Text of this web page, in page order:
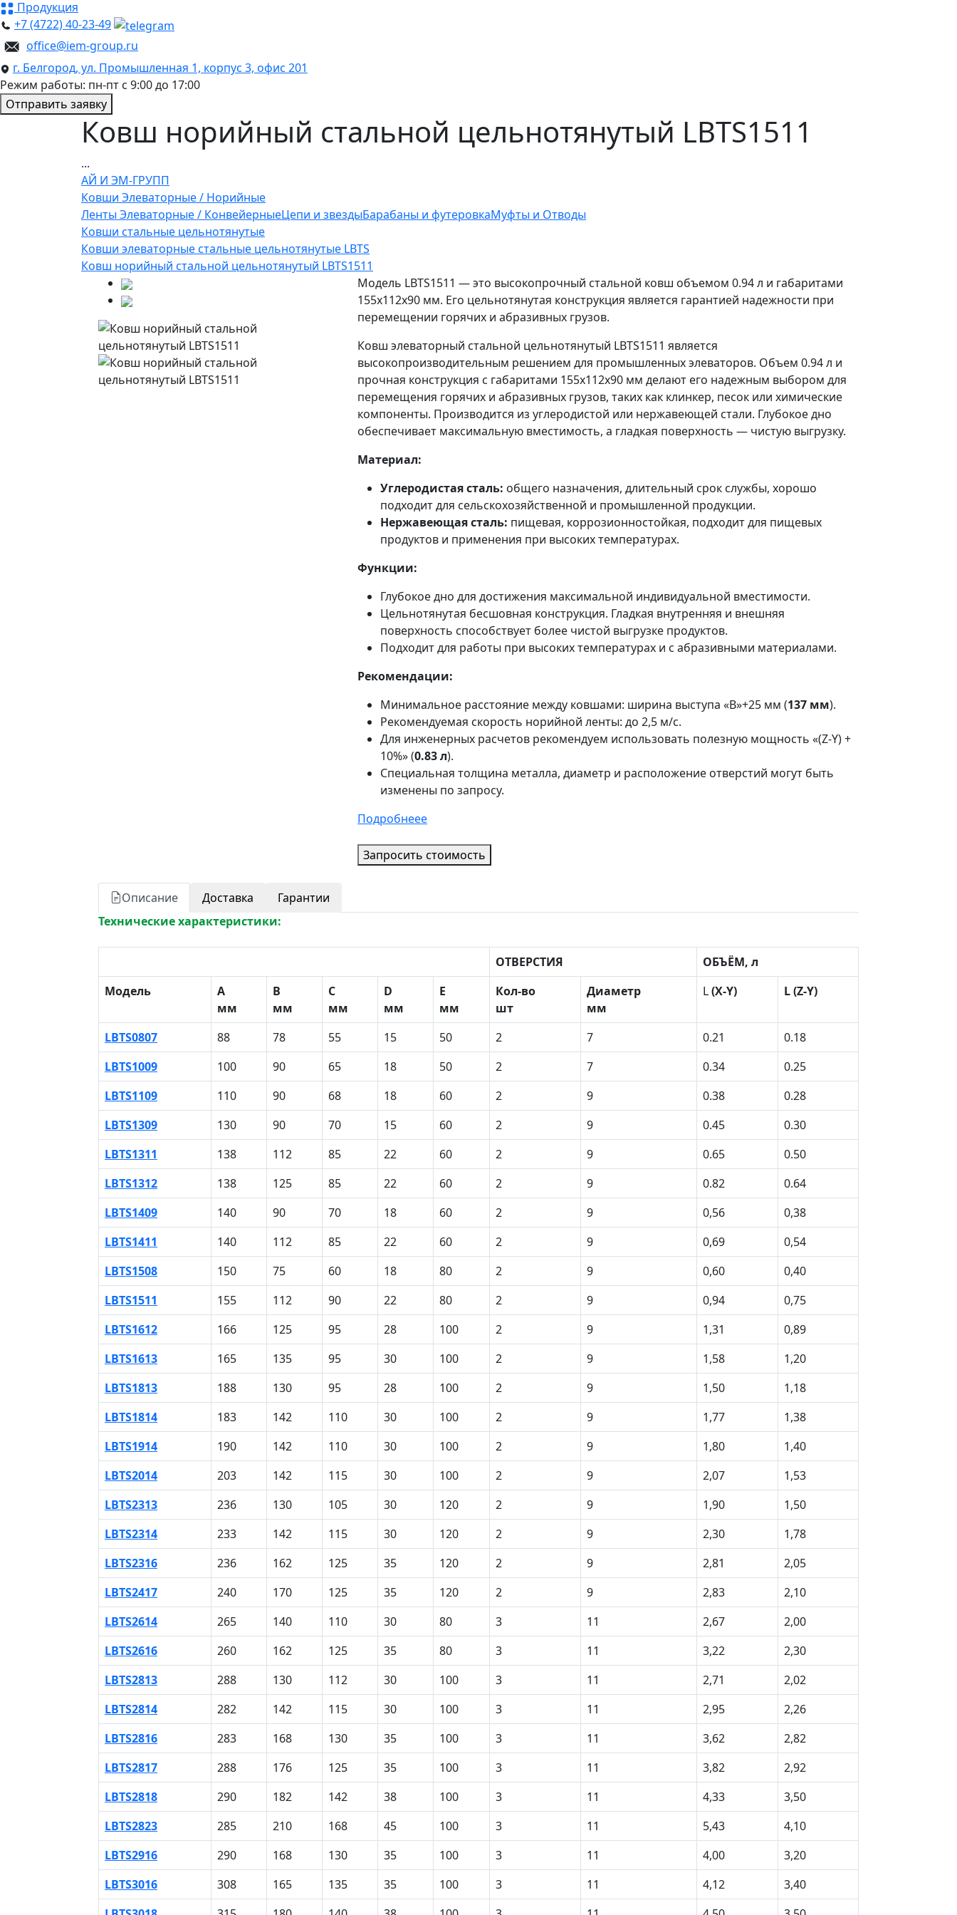
Продукция
+7 (4722) 40-23-49
office@iem-group.ru
г. Белгород, ул. Промышленная 1, корпус 3, офис 201
Режим работы: пн-пт с 9:00 до 17:00
Отправить заявку
Ковш норийный стальной цельнотянутый LBTS1511
...
АЙ И ЭМ-ГРУПП
Ковши Элеваторные / Норийные
Ленты Элеваторные / КонвейерныеЦепи и звездыБарабаны и футеровкаМуфты и Отводы
Ковши стальные цельнотянутые
Ковши элеваторные стальные цельнотянутые LBTS
Ковш норийный стальной цельнотянутый LBTS1511
Модель LBTS1511 — это высокопрочный стальной ковш объемом 0.94 л и габаритами
155x112x90 мм. Его цельнотянутая конструкция является гарантией надежности при
перемещении горячих и абразивных грузов.
Ковш элеваторный стальной цельнотянутый LBTS1511 является
высокопроизводительным решением для промышленных элеваторов. Объем 0.94 л и
прочная конструкция с габаритами 155x112x90 мм делают его надежным выбором для
перемещения горячих и абразивных грузов, таких как клинкер, песок или химические
компоненты. Производится из углеродистой или нержавеющей стали. Глубокое дно
обеспечивает максимальную вместимость, а гладкая поверхность — чистую выгрузку.
Материал:
Углеродистая сталь: общего назначения, длительный срок службы, хорошо
подходит для сельскохозяйственной и промышленной продукции.
Нержавеющая сталь: пищевая, коррозионностойкая, подходит для пищевых
продуктов и применения при высоких температурах.
Функции:
Глубокое дно для достижения максимальной индивидуальной вместимости.
Цельнотянутая бесшовная конструкция. Гладкая внутренняя и внешняя
поверхность способствует более чистой выгрузке продуктов.
Подходит для работы при высоких температурах и с абразивными материалами.
Рекомендации:
Минимальное расстояние между ковшами: ширина выступа «B»+25 мм (137 мм).
Рекомендуемая скорость норийной ленты: до 2,5 м/с.
Для инженерных расчетов рекомендуем использовать полезную мощность «(Z-Y) +
10%» (0.83 л).
Специальная толщина металла, диаметр и расположение отверстий могут быть
изменены по запросу.
Подробнеее
Запросить стоимость
Описание Доставка
Гарантии
Технические характеристики:
ОТВЕРСТИЯ
ОБЪЁМ, л
Модель
A
мм
B
мм
С
мм
D
мм
E
мм
Кол-во
шт
Диаметр
мм
L(X-Y) L (Z-Y)
LBTS0807 88 78 55 15 50 2 7 0.21
0.18
LBTS1009
100 90 65 18 50 2 7 0.34
0.25
LBTS1109
110 90 68 18 60 2 9 0.38
0.28
LBTS1309
130 90 70 15 60 2 9 0.45
0.30
LBTS1311
138 112 85 22 60 2 9 0.65
0.50
LBTS1312
138 125 85 22 60 2 9 0.82
0.64
LBTS1409
140 90 70 18 60 2 9 0,56
0,38
LBTS1411
140 112 85 22 60 2 9 0,69
0,54
LBTS1508
150 75 60 18 80 2 9 0,60
0,40
LBTS1511
155 112 90 22 80 2 9 0,94
0,75
LBTS1612
166 125 95 28 100 2 9 1,31
0,89
LBTS1613
165 135 95 30 100 2 9 1,58
1,20
LBTS1813
188 130 95 28 100 2 9 1,50
1,18
LBTS1814
183 142 110 30 100 2 9 1,77
1,38
LBTS1914
190 142 110 30 100 2 9 1,80
1,40
LBTS2014
203 142 115 30 100 2 9 2,07
1,53
LBTS2313
236 130 105 30 120 2 9 1,90
1,50
LBTS2314
233 142 115 30 120 2 9 2,30
1,78
LBTS2316
236 162 125 35 120 2 9 2,81
2,05
LBTS2417
240 170 125 35 120 2 9 2,83
2,10
LBTS2614
265 140 110 30 80 3 11 2,67
2,00
LBTS2616
260 162 125 35 80 3 11 3,22
2,30
LBTS2813
288 130 112 30 100 3 11 2,71
2,02
LBTS2814
282 142 115 30 100 3 11 2,95
2,26
LBTS2816
283 168 130 35 100 3 11 3,62
2,82
LBTS2817
288 176 125 35 100 3 11 3,82
2,92
LBTS2818
290 182 142 38 100 3 11 4,33
3,50
LBTS2823
285 210 168 45 100 3 11 5,43
4,10
LBTS2916
290 168 130 35 100 3 11 4,00
3,20
LBTS3016
308 165 135 35 100 3 11 4,12
3,40